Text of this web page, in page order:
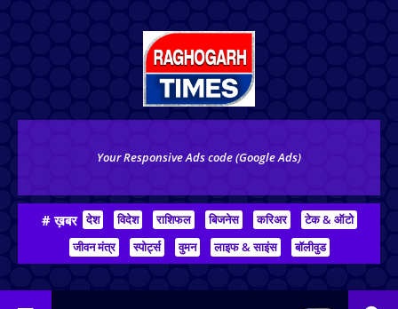
Your Responsive Ads code (Google Ads)
# ख़बर देश विदेश राशिफल बिजनेस करिअर
टेक & ऑटो
जीवन मंत्र
स्पोर्ट्स वुमन लाइफ & साइंस बॉलीवुड